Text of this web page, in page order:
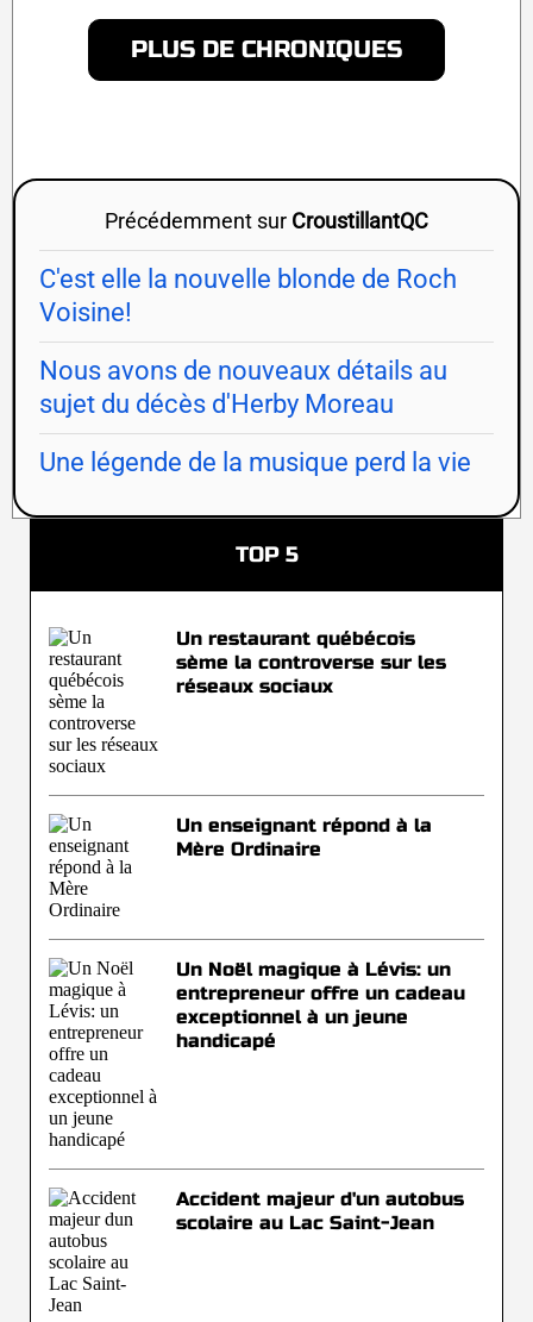
PLUS DE CHRONIQUES
Précédemment sur CroustillantQC
C'est elle la nouvelle blonde de Roch
Voisine!
Nous avons de nouveaux détails au
sujet du décès d'Herby Moreau
Une légende de la musique perd la vie
TOP 5
Un restaurant québécois
sème la controverse sur les
réseaux sociaux
Un enseignant répond à la
Mère Ordinaire
Un Noël magique à Lévis: un
entrepreneur offre un cadeau
exceptionnel à un jeune
handicapé
Accident majeur d'un autobus
scolaire au Lac Saint-Jean